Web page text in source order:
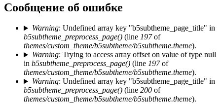
Сообщение об ошибке
Warning: Undefined array key "b5subtheme_page_title" in
b5subtheme_preprocess_page() (line 197of
themes/custom_theme/b5subtheme/b5subtheme.theme).
Warning: Trying to access array offset on value of type null
in b5subtheme_preprocess_page() (line 197of
themes/custom_theme/b5subtheme/b5subtheme.theme).
Warning: Undefined array key "b5subtheme_page_title" in
b5subtheme_preprocess_page() (line 200 of
themes/custom_theme/b5subtheme/b5subtheme.theme).